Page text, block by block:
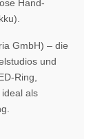
Hand-
GmbH) – die
und
Ring,
als